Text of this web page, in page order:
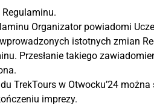
Organizator powiadomi
istotnych zmian
Przesłanie takiego
TrekTours w Otwocku’24 można
imprezy.